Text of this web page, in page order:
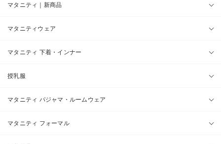
マタニティ｜新商品
マタニティウェア
マタニティ 下着・インナー
授乳服
マタニティ パジャマ・ルームウェア
マタニティ フォーマル